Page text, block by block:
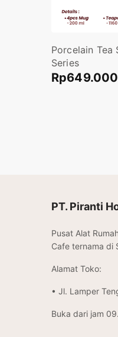
Porcelain Tea
Series
Rp649.000
PT. Piranti
Pusat Alat
Cafe ternama di
Alamat Toko:
• Jl. Lamper
Buka dari jam